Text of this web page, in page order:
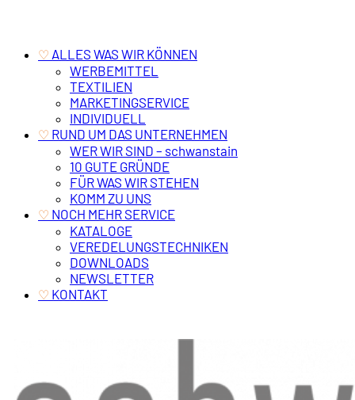
♡ ‎ ALLES WAS WIR KÖNNEN
WERBEMITTEL
TEXTILIEN
MARKETINGSERVICE
INDIVIDUELL
♡ ‎ RUND UM DAS UNTERNEHMEN
WER WIR SIND – schwanstain
10 GUTE GRÜNDE
FÜR WAS WIR STEHEN
KOMM ZU UNS
♡ ‎ NOCH MEHR SERVICE
KATALOGE
VEREDELUNGSTECHNIKEN
DOWNLOADS
NEWSLETTER
♡ ‎ KONTAKT